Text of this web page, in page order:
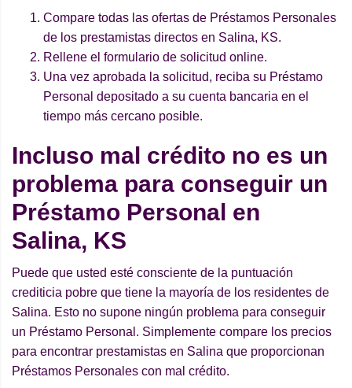
Compare todas las ofertas de Préstamos Personales
de los prestamistas directos en Salina, KS.
Rellene el formulario de solicitud online.
Una vez aprobada la solicitud, reciba su Préstamo
Personal depositado a su cuenta bancaria en el
tiempo más cercano posible.
Incluso mal crédito no es un
problema para conseguir un
Préstamo Personal en
Salina, KS
Puede que usted esté consciente de la puntuación
crediticia pobre que tiene la mayoría de los residentes de
Salina. Esto no supone ningún problema para conseguir
un Préstamo Personal. Simplemente compare los precios
para encontrar prestamistas en Salina que proporcionan
Préstamos Personales con mal crédito.